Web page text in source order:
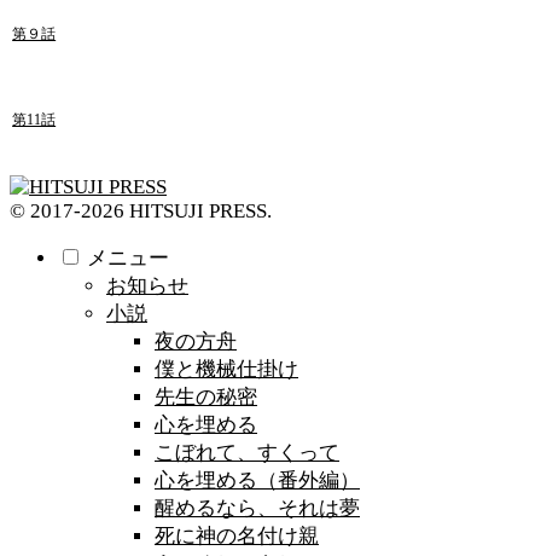
第９話
第11話
© 2017-2026 HITSUJI PRESS.
メニュー
お知らせ
小説
夜の方舟
僕と機械仕掛け
先生の秘密
心を埋める
こぼれて、すくって
心を埋める（番外編）
醒めるなら、それは夢
死に神の名付け親